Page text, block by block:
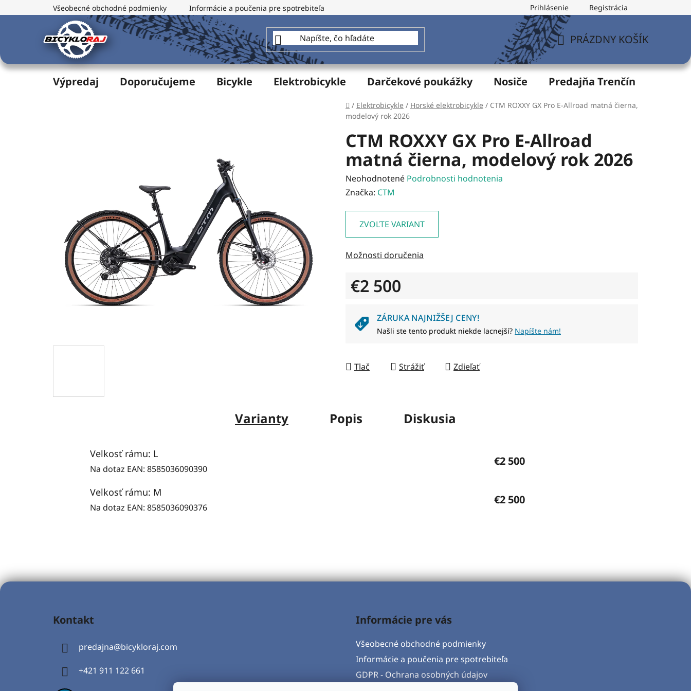
na
Všeobecné obchodné podmienky Informácie a poučenia pre spotrebiteľa Formulár na odstúpenie od zmluvy
Prihlásenie Registrácia
KOŠÍK
PRÁZDNY KOŠÍK
Výpredaj Doporučujeme Bicykle Elektrobicykle Darčekové poukážky Nosiče Predajňa Trenčín
Domov
/ Elektrobicykle / Horské elektrobicykle / CTM ROXXY GX Pro E-Allroad matná čierna,
modelový rok 2026
CTM ROXXY GX Pro E-Allroad
matná čierna, modelový rok 2026
Priemerné
hodnotenie
5
Neohodnotené Podrobnosti hodnotenia
Značka: CTM
ZVOĽTE VARIANT
Možnosti doručenia
€2 500
ZÁRUKA NAJNIŽŠEJ CENY!
Našli ste tento produkt niekde lacnejší? Napíšte nám!
Tlač Strážiť Zdieľať
Varianty Popis Diskusia
Velkosť rámu: L
Na dotaz EAN: 8585036090390
€2 500
Velkosť rámu: M
Na dotaz EAN: 8585036090376
€2 500
Kontakt
predajna@bicykloraj.com
+421 911 122 661
Informácie pre vás
Všeobecné obchodné podmienky
Informácie a poučenia pre spotrebiteľa
GDPR - Ochrana osobných údajov